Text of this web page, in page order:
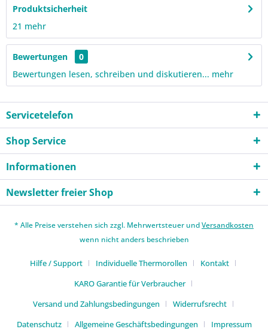
Produktsicherheit
21 mehr
Bewertungen
0
Bewertungen lesen, schreiben und diskutieren... mehr
Servicetelefon
Shop Service
Informationen
Newsletter freier Shop
* Alle Preise verstehen sich zzgl. Mehrwertsteuer undVersandkosten
wenn nicht anders beschrieben
Hilfe / Support Individuelle Thermorollen
Kontakt
KARO Garantie für Verbraucher
Versand und Zahlungsbedingungen
Widerrufsrecht
Datenschutz
Allgemeine Geschäftsbedingungen Impressum